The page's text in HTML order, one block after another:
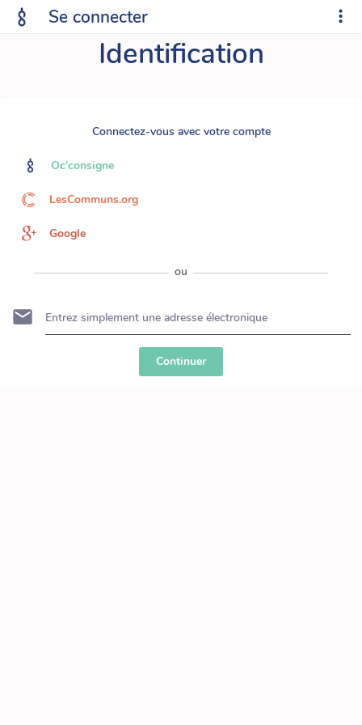
Se connecter
Identification
Connectez-vous avec votre compte
Oc'consigne
LesCommuns.org
Google
ou
Continuer